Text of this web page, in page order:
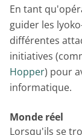
En tant
guider les
différentes
initiatives
Hopper) pour
informatique.
Monde réel
Lorsqu'ils se